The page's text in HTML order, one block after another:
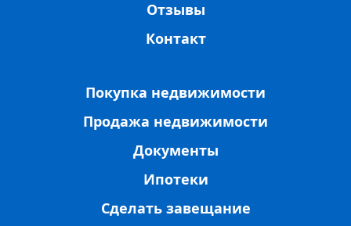
Отзывы
Контакт
Покупка недвижимости
Продажа недвижимости
Документы
Ипотеки
Сделать завещание